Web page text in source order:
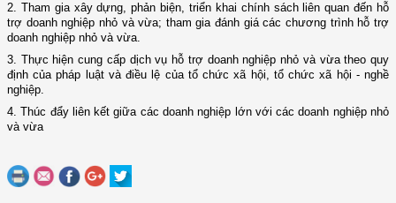
2. Tham gia xây dựng, phản biện, triển khai chính sách liên quan đến hỗ
trợ doanh nghiệp nhỏ và vừa; tham gia đánh giá các chương trình hỗ trợ
doanh nghiệp nhỏ và vừa.
3. Thực hiện cung cấp dịch vụ hỗ trợ doanh nghiệp nhỏ và vừa theo quy
định của pháp luật và điều lệ của tổ chức xã hội, tổ chức xã hội - nghề
nghiệp.
4. Thúc đẩy liên kết giữa các doanh nghiệp lớn với các doanh nghiệp nhỏ
và vừa